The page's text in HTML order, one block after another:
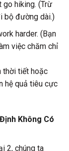
go hiking. (Trừ
bộ đường dài.)
harder. (Bạn
việc chăm chỉ
thời tiết hoặc
hệ quả tiêu cực
Không Có
2, chúng ta